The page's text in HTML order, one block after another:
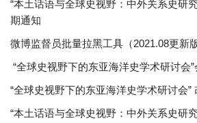
“本土话语与全球史视野：中外关系史研
期通知
微博监督员批量拉黑工具（2021.08更新
“全球史视野下的东亚海洋史学术研讨会
“全球史视野下的东亚海洋史学术研讨会”
“本土话语与全球史视野：中外关系史研